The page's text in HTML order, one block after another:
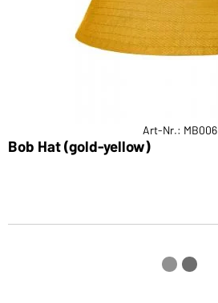
Art-Nr.: MB006
Bob Hat (gold-yellow)